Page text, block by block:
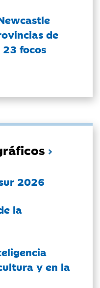
de
focos
2026
la
y en la